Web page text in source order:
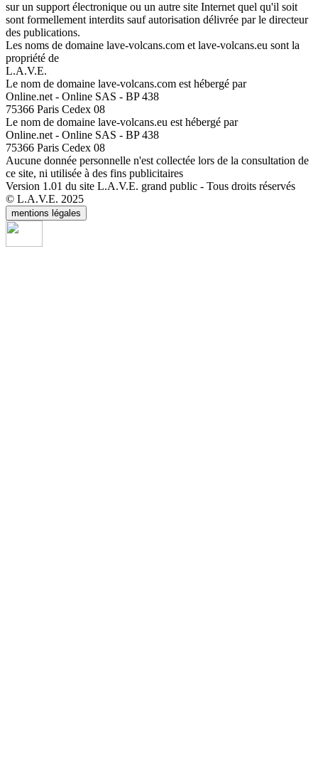
sur un support électronique ou un autre site Internet quel qu'il soit
sont formellement interdits sauf autorisation délivrée par le directeur
des publications.
Les noms de domaine lave-volcans.com et lave-volcans.eu sont la
propriété de
L.A.V.E.
Le nom de domaine lave-volcans.com est hébergé par
Online.net - Online SAS - BP 438
75366 Paris Cedex 08
Le nom de domaine lave-volcans.eu est hébergé par
Online.net - Online SAS - BP 438
75366 Paris Cedex 08
Aucune donnée personnelle n'est collectée lors de la consultation de
ce site, ni utilisée à des fins publicitaires
Version 1.01 du site L.A.V.E. grand public - Tous droits réservés
© L.A.V.E. 2025
mentions légales